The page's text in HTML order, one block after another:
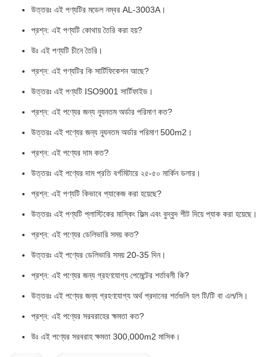
উত্তরঃ এই পণ্যটির মডেল নম্বর AL-3003A।
প্রশ্ন: এই পণ্যটি কোথায় তৈরি করা হয়?
উঃ এই পণ্যটি চীনে তৈরি।
প্রশ্ন: এই পণ্যটির কি সার্টিফিকেশন আছে?
উত্তরঃ এই পণ্যটি ISO9001 সার্টিফাইড।
প্রশ্ন: এই পণ্যের জন্য ন্যূনতম অর্ডার পরিমাণ কত?
উত্তরঃ এই পণ্যের জন্য ন্যূনতম অর্ডার পরিমাণ 500m2।
প্রশ্ন: এই পণ্যের দাম কত?
উত্তরঃ এই পণ্যের দাম প্রতি বর্গমিটারে ২৫-৫০ মার্কিন ডলার।
প্রশ্ন: এই পণ্যটি কিভাবে প্যাকেজ করা হয়েছে?
উত্তরঃ এই পণ্যটি প্লাস্টিকের মাস্কিং ফিল্ম এবং বুদ্বুদ শীট দিয়ে প্যাক করা হয়েছে।
প্রশ্ন: এই পণ্যের ডেলিভারি সময় কত?
উত্তরঃ এই পণ্যের ডেলিভারি সময় 20-35 দিন।
প্রশ্ন: এই পণ্যের জন্য গ্রহণযোগ্য পেমেন্টের শর্তাবলী কি?
উত্তরঃ এই পণ্যের জন্য গ্রহণযোগ্য অর্থ প্রদানের শর্তগুলি হল টি/টি বা এল/সি।
প্রশ্ন: এই পণ্যের সরবরাহের ক্ষমতা কত?
উঃ এই পণ্যের সরবরাহ ক্ষমতা 300,000m2 মাসিক।